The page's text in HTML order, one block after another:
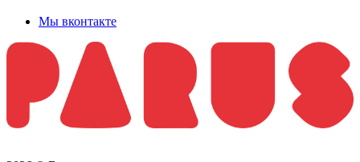
Мы вконтакте